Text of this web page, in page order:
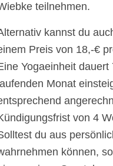
teilnehmen.
kannst du
Preis von 18,-€
Yogaeinheit
laufenden Monat
von 4
du aus
können,